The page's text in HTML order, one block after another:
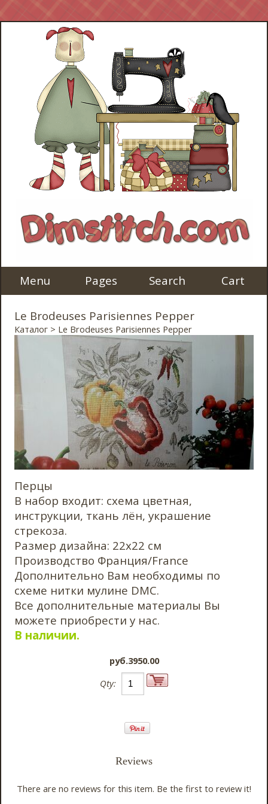
Menu Pages Search Cart
Le Brodeuses Parisiennes Pepper
Каталог > Le Brodeuses Parisiennes Pepper
Перцы
В набор входит: схема цветная,
инструкции, ткань лён, украшение
стрекоза.
Размер дизайна: 22х22 см
Производство Франция/France
Дополнительно Вам необходимы по
схеме нитки мулине DMC.
Все дополнительные материалы Вы
можете приобрести у нас.
В наличии.
pyб.3950.00
Qty:
Reviews
There are no reviews for this item. Be the first to review it!